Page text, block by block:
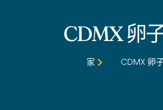
CDMX 卵
家 CDMX 卵